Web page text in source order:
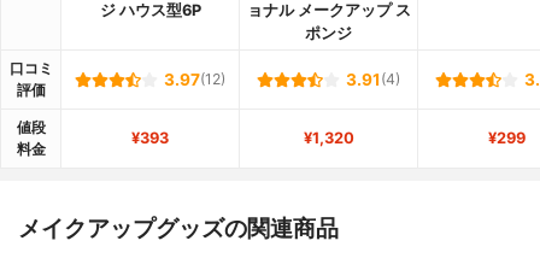
ジ ハウス型6P
ョナル メークアップ ス
ポンジ
口コミ
評価
3.97(12) 3.91 (4)
値段
料金
¥393 ¥1,320 ¥299
メイクアップグッズの関連商品